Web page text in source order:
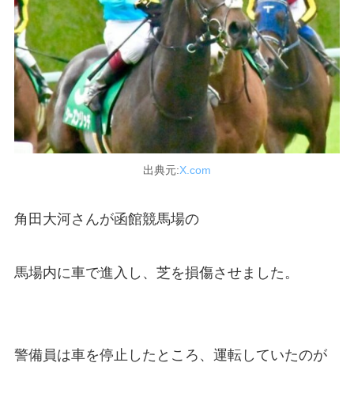
出典元:X.com
角田大河さんが函館競馬場の
馬場内に車で進入し、芝を損傷させました。
警備員は車を停止したところ、運転していたのが